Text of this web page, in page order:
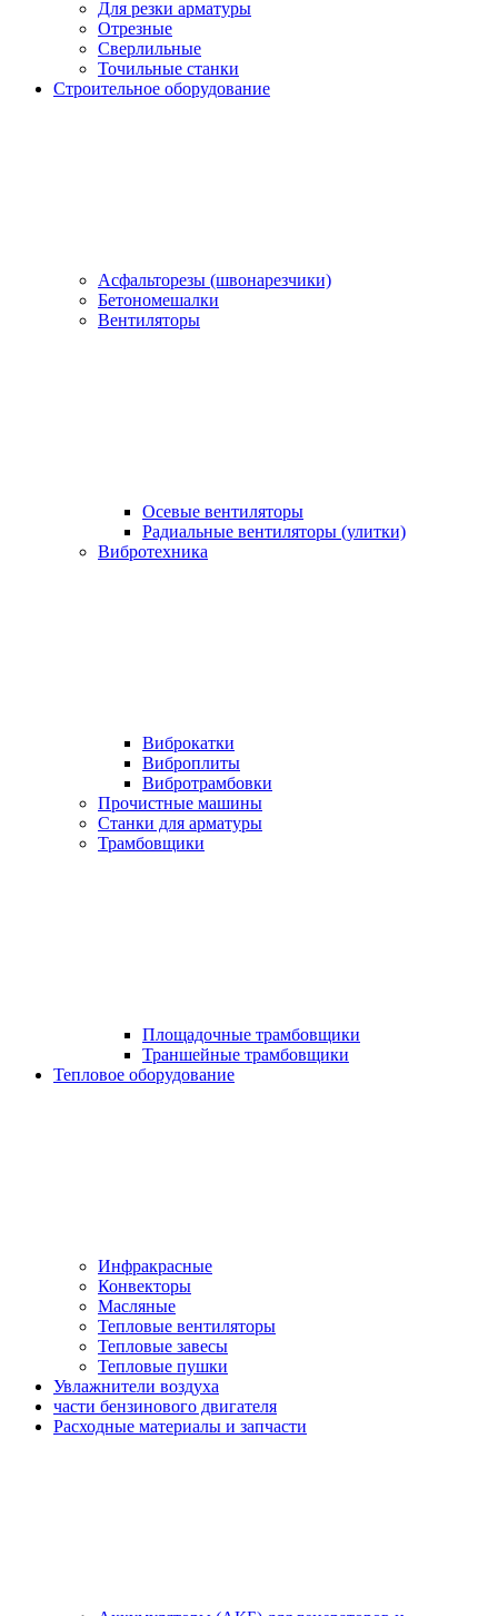
Для резки арматуры
Отрезные
Сверлильные
Точильные станки
Строительное оборудование
Асфальторезы (швонарезчики)
Бетономешалки
Вентиляторы
Осевые вентиляторы
Радиальные вентиляторы (улитки)
Вибротехника
Виброкатки
Виброплиты
Вибротрамбовки
Прочистные машины
Станки для арматуры
Трамбовщики
Площадочные трамбовщики
Траншейные трамбовщики
Тепловое оборудование
Инфракрасные
Конвекторы
Масляные
Тепловые вентиляторы
Тепловые завесы
Тепловые пушки
Увлажнители воздуха
части бензинового двигателя
Расходные материалы и запчасти